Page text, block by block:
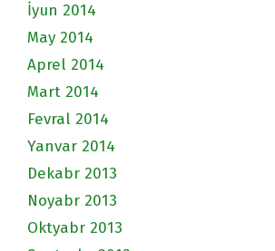
İyun 2014
May 2014
Aprel 2014
Mart 2014
Fevral 2014
Yanvar 2014
Dekabr 2013
Noyabr 2013
Oktyabr 2013